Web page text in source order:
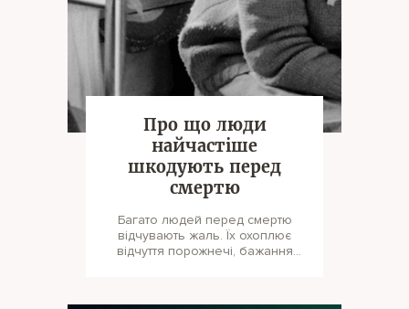
Про що люди
найчастіше
шкодують перед
смертю
Багато людей перед смертю
відчувають жаль. Їх охоплює
відчуття порожнечі, бажання